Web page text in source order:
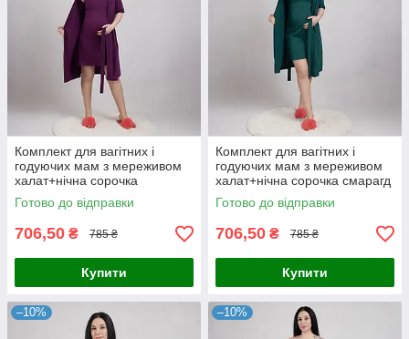
Комплект для вагітних і
годуючих мам з мереживом
халат+нічна сорочка
сливовий р.44-60
Готово до відправки
706,50 ₴ 785 ₴
Купити
Комплект для вагітних і
годуючих мам з мереживом
халат+нічна сорочка смарагд
р.44-60
Готово до відправки
706,50 ₴ 785 ₴
Купити
–10% –10%